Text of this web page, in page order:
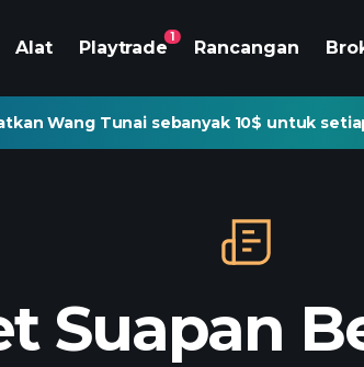
Alat Playtrade
1
Rancangan
Wang Tunai sebanyak 10$ untuk
Suapan